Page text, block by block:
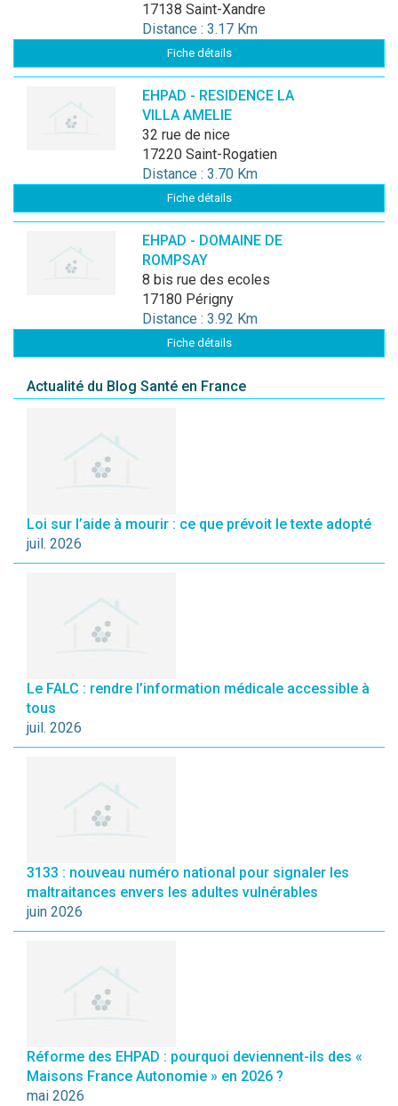
17138 Saint-Xandre
Distance : 3.17 Km
Fiche détails
EHPAD - RESIDENCE LA
VILLA AMELIE
32 rue de nice
17220 Saint-Rogatien
Distance : 3.70 Km
Fiche détails
EHPAD - DOMAINE DE
ROMPSAY
8 bis rue des ecoles
17180 Périgny
Distance : 3.92 Km
Fiche détails
Actualité du Blog Santé en France
Loi sur l’aide à mourir : ce que prévoit le texte adopté
juil. 2026
Le FALC : rendre l’information médicale accessible à
tous
juil. 2026
3133 : nouveau numéro national pour signaler les
maltraitances envers les adultes vulnérables
juin 2026
Réforme des EHPAD : pourquoi deviennent-ils des «
Maisons France Autonomie » en 2026 ?
mai 2026